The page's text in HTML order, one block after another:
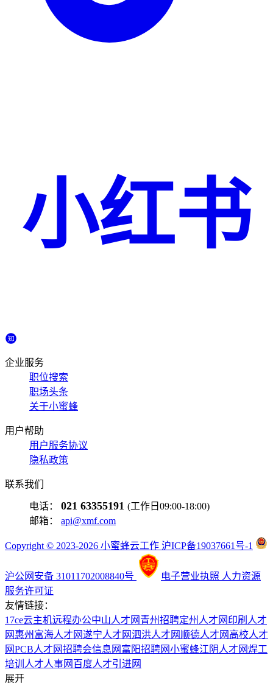
小红书
企业服务
职位搜索
职场头条
关于小蜜蜂
用户帮助
用户服务协议
隐私政策
联系我们
电话： 021 63355191 (工作日09:00-18:00)
邮箱： api@xmf.com
Copyright © 2023-2026 小蜜蜂云工作 沪ICP备19037661号-1
沪公网安备 31011702008840号 电子营业执照 人力资源
服务许可证
友情链接：
17ce云主机远程办公中山人才网 青州招聘定州人才网 印刷人才
网 惠州富海人才网遂宁人才网泗洪人才网 顺德人才网 高校人才
网PCB人才网招聘会信息网 富阳招聘网小蜜蜂江阴人才网焊工
培训 人才人事网 百度人才引进网
展开